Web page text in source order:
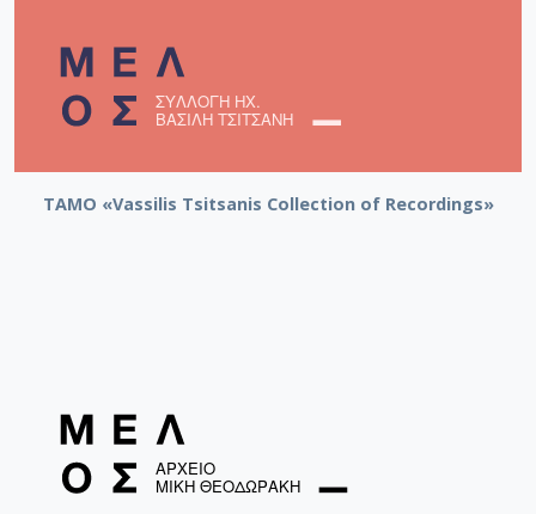
TAMO «Vassilis Tsitsanis Collection of Recordings»